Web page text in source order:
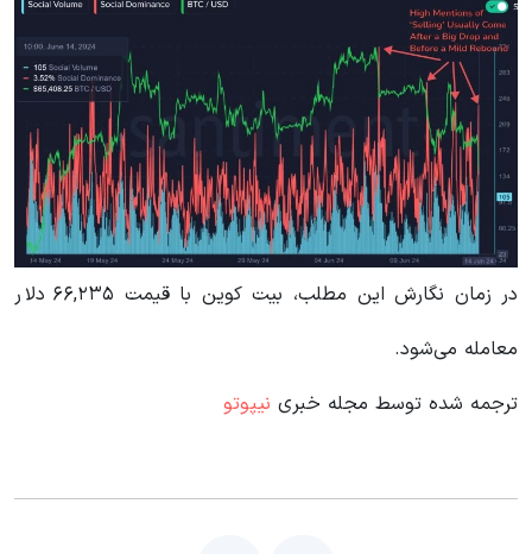
در زمان نگارش این مطلب، بیت کوین با قیمت ۶۶,۲۳۵ دلار
معامله می‌شود.
ترجمه شده توسط مجله خبری نیپوتو